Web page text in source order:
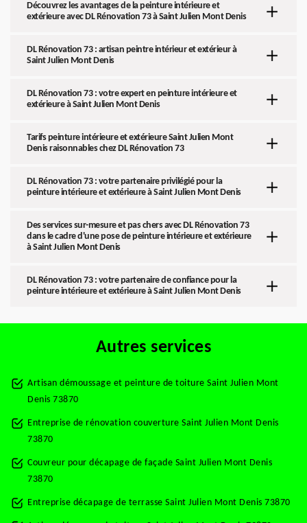
Découvrez les avantages de la peinture intérieure et
extérieure avec DL Rénovation 73 à Saint Julien Mont Denis
DL Rénovation 73 : artisan peintre intérieur et extérieur à
Saint Julien Mont Denis
DL Rénovation 73 : votre expert en peinture intérieure et
extérieure à Saint Julien Mont Denis
Tarifs peinture intérieure et extérieure Saint Julien Mont
Denis raisonnables chez DL Rénovation 73
DL Rénovation 73 : votre partenaire privilégié pour la
peinture intérieure et extérieure à Saint Julien Mont Denis
Des services sur-mesure et pas chers avec DL Rénovation 73
dans le cadre d'une pose de peinture intérieure et extérieure
à Saint Julien Mont Denis
DL Rénovation 73 : votre partenaire de confiance pour la
peinture intérieure et extérieure à Saint Julien Mont Denis
Autres services
Artisan démoussage et peinture de toiture Saint Julien Mont
Denis 73870
Entreprise de rénovation couverture Saint Julien Mont Denis
73870
Couvreur pour décapage de façade Saint Julien Mont Denis
73870
Entreprise décapage de terrasse Saint Julien Mont Denis 73870